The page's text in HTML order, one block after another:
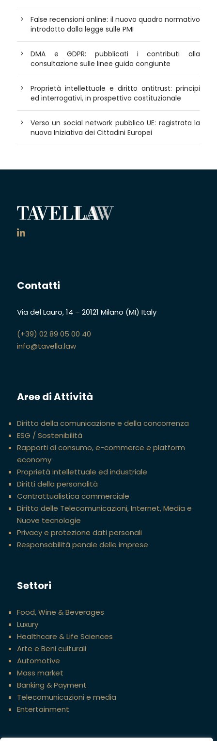
False recensioni online: il nuovo quadro normativo
introdotto dalla legge sulle PMI
DMA e GDPR: pubblicati i contributi alla
consultazione sulle linee guida congiunte
Proprietà intellettuale e diritto antitrust: principi
ed interrogativi, in prospettiva costituzionale
Verso un social network pubblico UE: registrata la
nuova Iniziativa dei Cittadini Europei
Contatti
Via del Lauro, 14 – 20121 Milano (MI) Italy
(+39) 02 89 05 00 40
info@tavella.law
Aree di Attività
Diritto della comunicazione e della concorrenza
ESG / Sostenibilità
Rapporti di consumo, e-commerce e platform
economy
Proprietà intellettuale ed industriale
Diritti della personalità
Contrattualistica commerciale
Diritto delle Telecomunicazioni, Internet, Media e
Nuove tecnologie
Privacy e protezione dati personali
Responsabilità penale delle imprese
Settori
Food, Wine & Beverages
Luxury
Healthcare & Life Sciences
Arte e Beni culturali
Automotive
Mass market
Banking & Payment
Telecomunicazioni e media
Entertainment